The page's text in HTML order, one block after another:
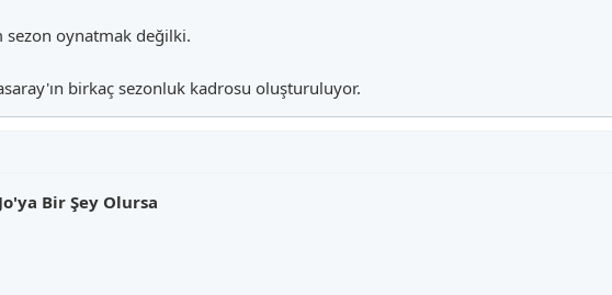
sezon oynatmak değilki.
birkaç sezonluk kadrosu oluşturuluyor.
Bir Şey Olursa